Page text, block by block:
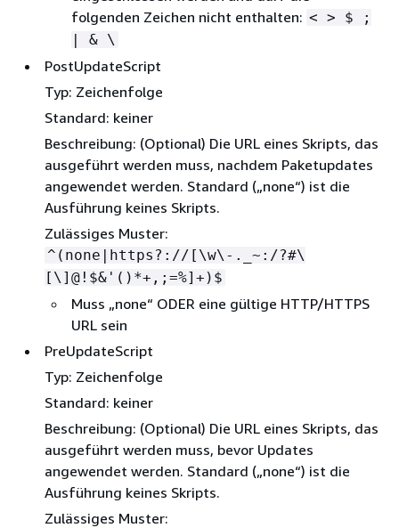
folgenden Zeichen nicht enthalten: < > $ ;
| & \
PostUpdateScript
Typ: Zeichenfolge
Standard: keiner
Beschreibung: (Optional) Die URL eines Skripts, das
ausgeführt werden muss, nachdem Paketupdates
angewendet werden. Standard („none“) ist die
Ausführung keines Skripts.
Zulässiges Muster:
^(none|https?://[\w\-._~:/?#\
[\]@!$&'()*+,;=%]+)$
Muss „none“ ODER eine gültige HTTP/HTTPS
URL sein
PreUpdateScript
Typ: Zeichenfolge
Standard: keiner
Beschreibung: (Optional) Die URL eines Skripts, das
ausgeführt werden muss, bevor Updates
angewendet werden. Standard („none“) ist die
Ausführung keines Skripts.
Zulässiges Muster: